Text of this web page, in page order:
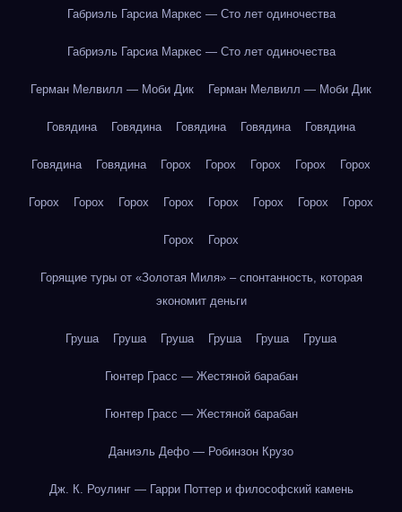
Габриэль Гарсиа Маркес — Сто лет одиночества
Габриэль Гарсиа Маркес — Сто лет одиночества
Герман Мелвилл — Моби Дик Герман Мелвилл — Моби Дик
Говядина Говядина Говядина Говядина Говядина
Говядина Говядина Горох Горох Горох Горох Горох
Горох Горох Горох Горох Горох Горох Горох Горох
Горох Горох
Горящие туры от «Золотая Миля» – спонтанность, которая
экономит деньги
Груша Груша Груша Груша Груша Груша
Гюнтер Грасс — Жестяной барабан
Гюнтер Грасс — Жестяной барабан
Даниэль Дефо — Робинзон Крузо
Дж. К. Роулинг — Гарри Поттер и философский камень